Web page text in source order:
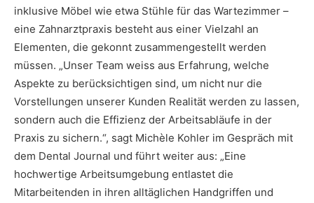
inklusive Möbel wie etwa Stühle für das Wartezimmer –
eine Zahnarztpraxis besteht aus einer Vielzahl an
Elementen, die gekonnt zusammengestellt werden
müssen. „Unser Team weiss aus Erfahrung, welche
Aspekte zu berücksichtigen sind, um nicht nur die
Vorstellungen unserer Kunden Realität werden zu lassen,
sondern auch die Effizienz der Arbeitsabläufe in der
Praxis zu sichern.“, sagt Michèle Kohler im Gespräch mit
dem Dental Journal und führt weiter aus: „Eine
hochwertige Arbeitsumgebung entlastet die
Mitarbeitenden in ihren alltäglichen Handgriffen und